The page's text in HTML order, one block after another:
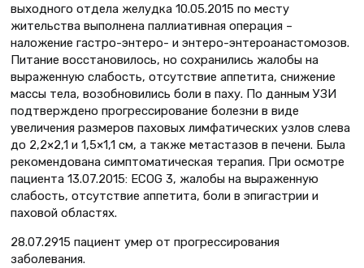
выходного отдела желудка 10.05.2015 по месту
жительства выполнена паллиативная операция –
наложение гастро-энтеро- и энтеро-энтероанастомозов.
Питание восстановилось, но сохранились жалобы на
выраженную слабость, отсутствие аппетита, снижение
массы тела, возобновились боли в паху. По данным УЗИ
подтверждено прогрессирование болезни в виде
увеличения размеров паховых лимфатических узлов слева
до 2,2×2,1 и 1,5×1,1 см, а также метастазов в печени. Была
рекомендована симптоматическая терапия. При осмотре
пациента 13.07.2015: ECOG 3, жалобы на выраженную
слабость, отсутствие аппетита, боли в эпигастрии и
паховой областях.
28.07.2915 пациент умер от прогрессирования
заболевания.